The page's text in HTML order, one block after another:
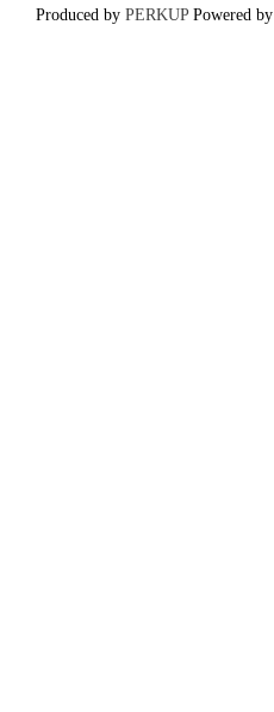
Produced by PERKUPPowered by